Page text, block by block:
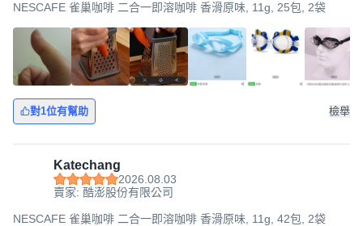
NESCAFE 雀巢咖啡 二合一即溶咖啡 香滑原味, 11g, 25包, 2袋
對1位有幫助 檢舉
Katechang
2026.08.03
賣家: 酷澎股份有限公司
NESCAFE 雀巢咖啡 二合一即溶咖啡 香滑原味, 11g, 42包, 2袋